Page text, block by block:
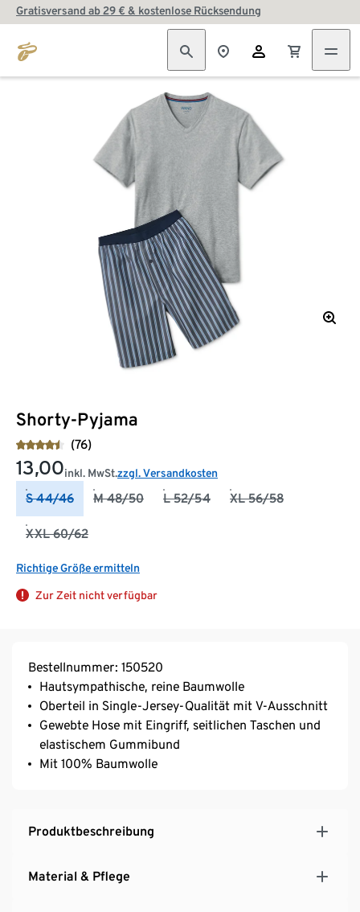
Gratisversand ab 29 € & kostenlose Rücksendung
Shorty-Pyjama
(76)
13,00inkl. MwSt.zzgl. Versandkosten
S 44/46 M 48/50 L 52/54 XL 56/58
XXL 60/62
Richtige Größe ermitteln
Zur Zeit nicht verfügbar
Bestellnummer: 150520
Hautsympathische, reine Baumwolle
Oberteil in Single-Jersey-Qualität mit V-Ausschnitt
Gewebte Hose mit Eingriff, seitlichen Taschen und
elastischem Gummibund
Mit 100% Baumwolle
Produktbeschreibung
Material & Pflege